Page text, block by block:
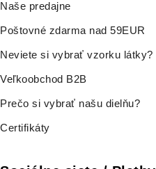
Naše predajne
Poštovné zdarma nad 59EUR
Neviete si vybrať vzorku látky?
Veľkoobchod B2B
Prečo si vybrať našu dielňu?
Certifikáty